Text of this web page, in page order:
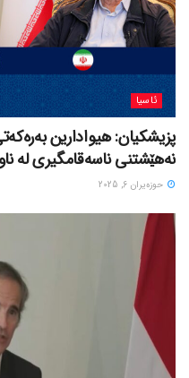
ئاسیا
پزیشکیان: هیوادارین
نەهێشتنی ناسەقامگیری لە
حوزه‌یران 6, 2025